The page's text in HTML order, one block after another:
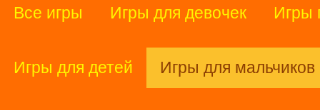
Все игры Игры для девочек Игры
Игры для детей Игры для мальчиков